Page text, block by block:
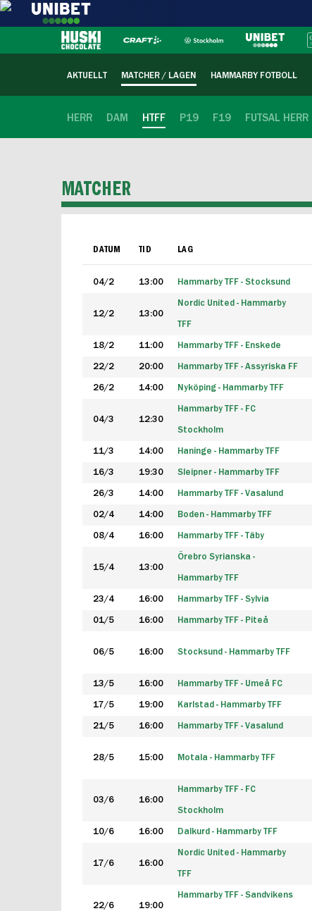
AKTUELLT MATCHER / LAGEN HAMMARBY FOTBOLL
HERR DAM HTFF P19 F19 FUTSAL HERR
MATCHER
DATUM TID LAG
04/2 13:00 Hammarby TFF - Stocksund
12/2 13:00
Nordic United - Hammarby
TFF
18/2 11:00 Hammarby TFF - Enskede
22/2 20:00 Hammarby TFF - Assyriska FF
26/2 14:00 Nyköping - Hammarby TFF
04/3 12:30
Hammarby TFF - FC
Stockholm
11/3 14:00 Haninge - Hammarby TFF
16/3 19:30 Sleipner - Hammarby TFF
26/3 14:00 Hammarby TFF - Vasalund
02/4 14:00 Boden - Hammarby TFF
08/4 16:00 Hammarby TFF - Täby
15/4 13:00
Örebro Syrianska -
Hammarby TFF
23/4 16:00 Hammarby TFF - Sylvia
01/5 16:00 Hammarby TFF - Piteå
06/5 16:00 Stocksund - Hammarby TFF
13/5 16:00 Hammarby TFF - Umeå FC
17/5 19:00 Karlstad - Hammarby TFF
21/5 16:00 Hammarby TFF - Vasalund
28/5 15:00 Motala - Hammarby TFF
03/6 16:00
Hammarby TFF - FC
Stockholm
10/6 16:00 Dalkurd - Hammarby TFF
17/6 16:00
Nordic United - Hammarby
TFF
22/6 19:00
Hammarby TFF - Sandvikens